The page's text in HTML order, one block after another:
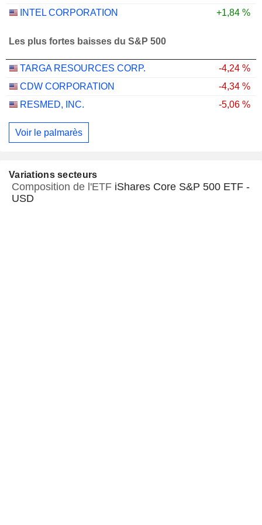
INTEL CORPORATION +1,84 %
Les plus fortes baisses du S&P 500
TARGA RESOURCES CORP.
-4,24 %
CDW CORPORATION
-4,34 %
RESMED, INC.
-5,06 %
Voir le palmarès
Variations secteurs
Composition de l'ETF iShares Core S&P 500 ETF -
USD